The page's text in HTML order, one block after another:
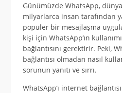
Günümüzde WhatsApp,
milyarlarca insan tarafından
popüler bir mesajlaşma
kişi için WhatsApp’ın
bağlantısını gerektirir. Peki,
bağlantısı olmadan nasıl
sorunun yanıtı ve sırrı.
WhatsApp’ı internet